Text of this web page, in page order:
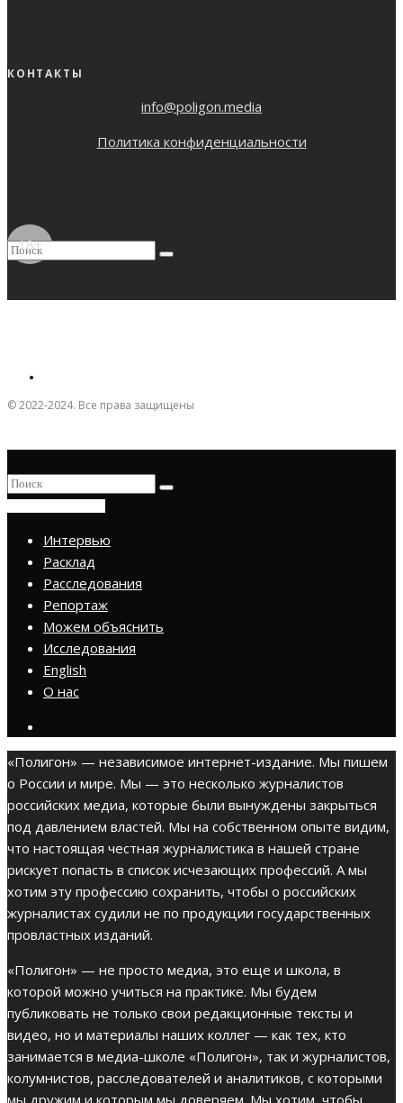
КОНТАКТЫ
info@poligon.media
Политика конфиденциальности
18+
© 2022-2024. Все права защищены
Интервью
Расклад
Расследования
Репортаж
Можем объяснить
Исследования
English
О нас
«Полигон» — независимое интернет-издание. Мы пишем
о России и мире. Мы — это несколько журналистов
российских медиа, которые были вынуждены закрыться
под давлением властей. Мы на собственном опыте видим,
что настоящая честная журналистика в нашей стране
рискует попасть в список исчезающих профессий. А мы
хотим эту профессию сохранить, чтобы о российских
журналистах судили не по продукции государственных
провластных изданий.
«Полигон» — не просто медиа, это еще и школа, в
которой можно учиться на практике. Мы будем
публиковать не только свои редакционные тексты и
видео, но и материалы наших коллег — как тех, кто
занимается в медиа-школе «Полигон», так и журналистов,
колумнистов, расследователей и аналитиков, с которыми
мы дружим и которым мы доверяем. Мы хотим, чтобы